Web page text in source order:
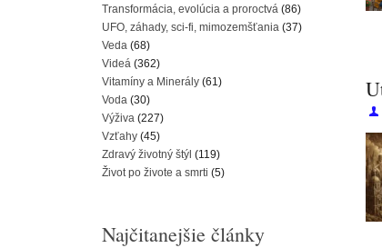
Transformácia, evolúcia a proroctvá (86)
UFO, záhady, sci-fi, mimozemšťania (37)
Veda (68)
Videá (362)
Vitamíny a Minerály (61)
Voda (30)
Výživa (227)
Vzťahy (45)
Zdravý životný štýl (119)
Život po živote a smrti (5)
Najčitanejšie články